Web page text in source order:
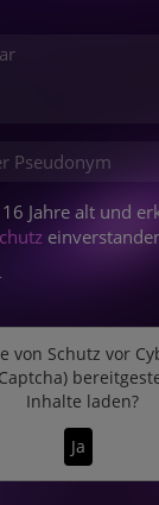
Jahre alt und
von Schutz vor
Inhalte laden?
Ja